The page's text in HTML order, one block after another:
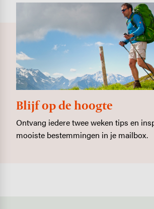
Blijf op de hoogte
Ontvang iedere twee weken tips en
mooiste bestemmingen in je mailbox.